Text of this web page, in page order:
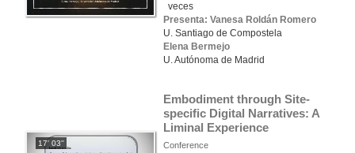
veces
Presenta: Vanesa Roldán Romero
U. Santiago de Compostela
Elena Bermejo
U. Autónoma de Madrid
17' 03''
Embodiment through Site-
specific Digital Narratives: A
Liminal Experience
Conference